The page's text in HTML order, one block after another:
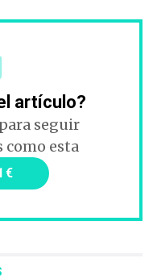
artículo?
seguir
esta